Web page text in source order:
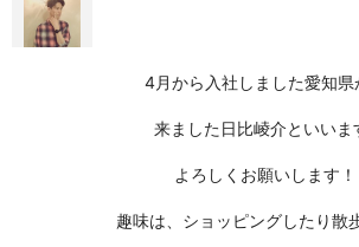
4月から入社しました愛知県
来ました日比崚介といいま
よろしくお願いします！
趣味は、ショッピングしたり散